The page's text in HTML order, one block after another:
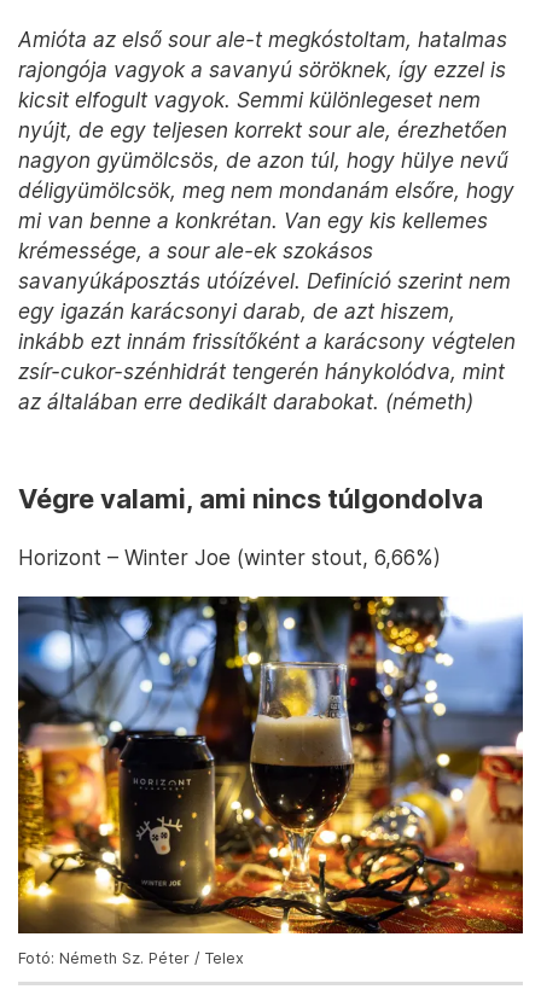
Amióta az első sour ale-t megkóstoltam, hatalmas
rajongója vagyok a savanyú söröknek, így ezzel is
kicsit elfogult vagyok. Semmi különlegeset nem
nyújt, de egy teljesen korrekt sour ale, érezhetően
nagyon gyümölcsös, de azon túl, hogy hülye nevű
déligyümölcsök, meg nem mondanám elsőre, hogy
mi van benne a konkrétan. Van egy kis kellemes
krémessége, a sour ale-ek szokásos
savanyúkáposztás utóízével. Definíció szerint nem
egy igazán karácsonyi darab, de azt hiszem,
inkább ezt innám frissítőként a karácsony végtelen
zsír-cukor-szénhidrát tengerén hánykolódva, mint
az általában erre dedikált darabokat. (németh)
Végre valami, ami nincs túlgondolva
Horizont – Winter Joe (winter stout, 6,66%)
Fotó: Németh Sz. Péter / Telex